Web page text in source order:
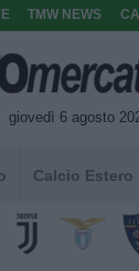
TMW NEWS
giovedì 6 agosto
Calcio Estero